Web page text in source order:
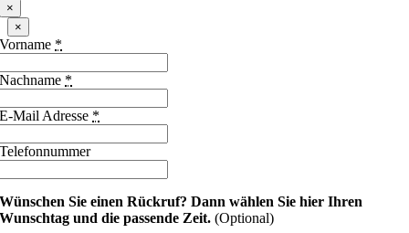
×
×
Vorname *
Nachname *
E-Mail Adresse *
Telefonnummer
Wünschen Sie einen Rückruf? Dann wählen Sie hier Ihren
Wunschtag und die passende Zeit.(Optional)